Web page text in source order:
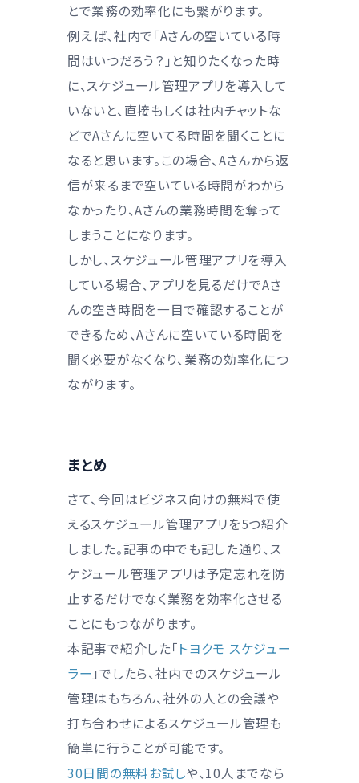
とで業務の効率化にも繋がります。
例えば、社内で「Aさんの空いている時
間はいつだろう？」と知りたくなった時
に、スケジュール管理アプリを導入して
いないと、直接もしくは社内チャットな
どでAさんに空いてる時間を聞くことに
なると思います。この場合、Aさんから返
信が来るまで空いている時間がわから
なかったり、Aさんの業務時間を奪って
しまうことになります。
しかし、スケジュール管理アプリを導入
している場合、アプリを見るだけでAさ
んの空き時間を一目で確認することが
できるため、Aさんに空いている時間を
聞く必要がなくなり、業務の効率化につ
ながります。
まとめ
さて、今回はビジネス向けの無料で使
えるスケジュール管理アプリを5つ紹介
しました。記事の中でも記した通り、ス
ケジュール管理アプリは予定忘れを防
止するだけでなく業務を効率化させる
ことにもつながります。
本記事で紹介した「トヨクモ スケジュー
ラー 」でしたら、社内でのスケジュール
管理はもちろん、社外の人との会議や
打ち合わせによるスケジュール管理も
簡単に行うことが可能です。
30日間の無料お試しや、10人までなら